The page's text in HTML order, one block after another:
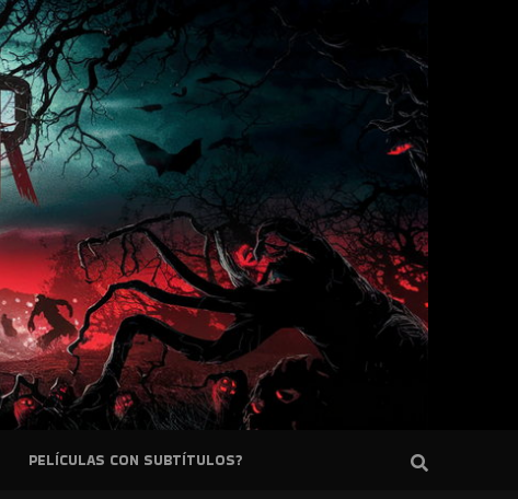
PELÍCULAS CON SUBTÍTULOS?